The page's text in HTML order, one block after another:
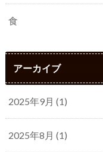
食
アーカイブ
2025年9月 (1)
2025年8月 (1)